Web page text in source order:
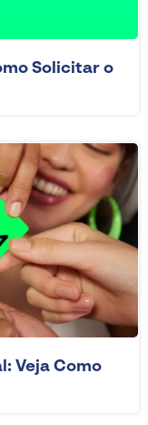
Solicitar o
Veja Como